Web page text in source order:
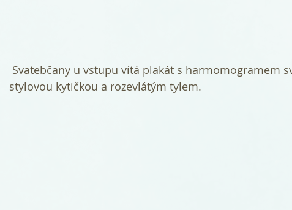
stylovou kytičkou a rozevlátým tylem.